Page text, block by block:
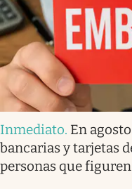
Inmediato. En
bancarias y tarjetas
personas que